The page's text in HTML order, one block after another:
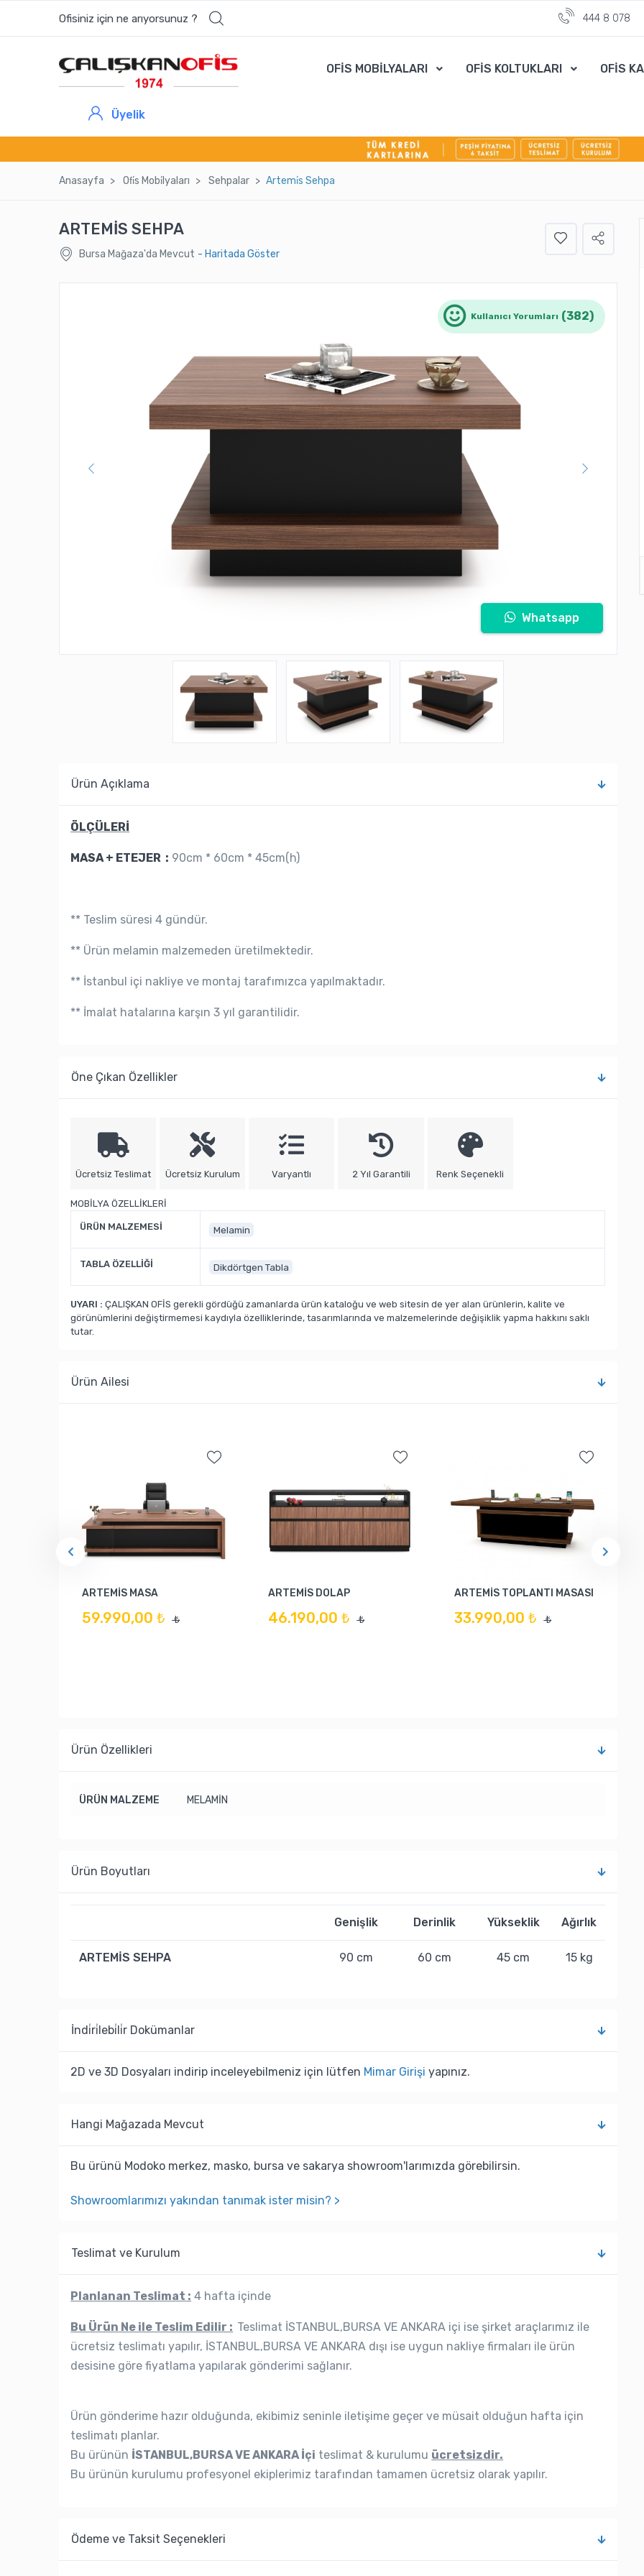
Ofisiniz için ne arıyorsunuz ? 444 8 078
OFİS MOBİLYALARI OFİS KOLTUKLARI OFİS
Üyelik
Anasayfa Ofi̇s Mobi̇lyaları Sehpalar Artemi̇s Sehpa
ARTEMİS SEHPA
Bursa Mağaza'da Mevcut - Haritada Göster
Kullanıcı Yorumları (382)
Whatsapp
Ürün Açıklama
ÖLÇÜLERİ
MASA + ETEJER : 90cm * 60cm * 45cm(h)
** Teslim süresi 4 gündür.
** Ürün melamin malzemeden üretilmektedir.
** İstanbul içi nakliye ve montaj tarafımızca yapılmaktadır.
** İmalat hatalarına karşın 3 yıl garantilidir.
Öne Çıkan Özellikler
Ücretsiz Teslimat Ücretsiz Kurulum Varyantlı 2 Yıl Garantili Renk Seçenekli
MOBİLYA ÖZELLİKLERİ
ÜRÜN MALZEMESİ Melamin
TABLA ÖZELLİĞİ Dikdörtgen Tabla
UYARI : ÇALIŞKAN OFİS gerekli gördüğü zamanlarda ürün kataloğu ve web sitesin de yer alan ürünlerin, kalite ve
görünümlerini değiştirmemesi kaydıyla özelliklerinde, tasarımlarında ve malzemelerinde değişiklik yapma hakkını saklı
tutar.
Ürün Ailesi
ARTEMİS MASA
59.990,00 ₺ ₺
ARTEMİS DOLAP
46.190,00 ₺ ₺
ARTEMİS TOPLANTI MASASI
33.990,00 ₺ ₺
Ürün Özellikleri
ÜRÜN MALZEME MELAMİN
Ürün Boyutları
Genişlik Derinlik Yükseklik Ağırlık
ARTEMİS SEHPA 90 cm 60 cm 45 cm 15 kg
İndi̇ri̇lebi̇li̇r Dokümanlar
2D ve 3D Dosyaları indirip inceleyebilmeniz için lütfen Mimar Girişi yapınız.
Hangi Mağazada Mevcut
Bu ürünü Modoko merkez, masko, bursa ve sakarya showroom'larımızda görebilirsin.
Showroomlarımızı yakından tanımak ister misin? >
Teslimat ve Kurulum
Planlanan Teslimat : 4 hafta içinde
Bu Ürün Ne ile Teslim Edilir : Teslimat İSTANBUL,BURSA VE ANKARA içi ise şirket araçlarımız ile
ücretsiz teslimatı yapılır, İSTANBUL,BURSA VE ANKARA dışı ise uygun nakliye firmaları ile ürün
desisine göre fiyatlama yapılarak gönderimi sağlanır.
Ürün gönderime hazır olduğunda, ekibimiz seninle iletişime geçer ve müsait olduğun hafta için
teslimatı planlar.
Bu ürünün İSTANBUL,BURSA VE ANKARA İçi teslimat & kurulumu ücretsizdir.
Bu ürünün kurulumu profesyonel ekiplerimiz tarafından tamamen ücretsiz olarak yapılır.
Ödeme ve Taksit Seçenekleri